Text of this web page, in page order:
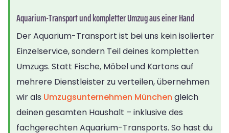
Aquarium-Transport und kompletter Umzug aus einer Hand
Der Aquarium-Transport ist bei uns kein isolierter
Einzelservice, sondern Teil deines kompletten
Umzugs. Statt Fische, Möbel und Kartons auf
mehrere Dienstleister zu verteilen, übernehmen
wir als Umzugsunternehmen München gleich
deinen gesamten Haushalt – inklusive des
fachgerechten Aquarium-Transports. So hast du